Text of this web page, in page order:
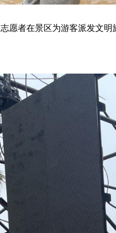
志愿者在景区为游客派发文